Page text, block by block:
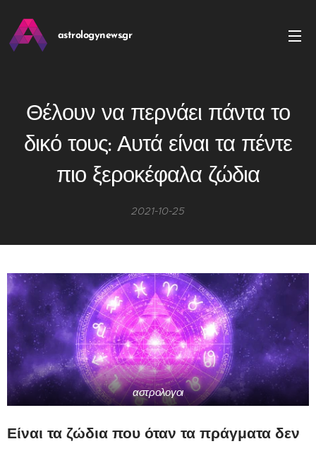
astrologynews.gr
Θέλουν να περνάει πάντα το
δικό τους: Αυτά είναι τα πέντε
πιο ξεροκέφαλα ζώδια
2021-10-25
αστρολογοι
Είναι τα ζώδια που όταν τα πράγματα δεν